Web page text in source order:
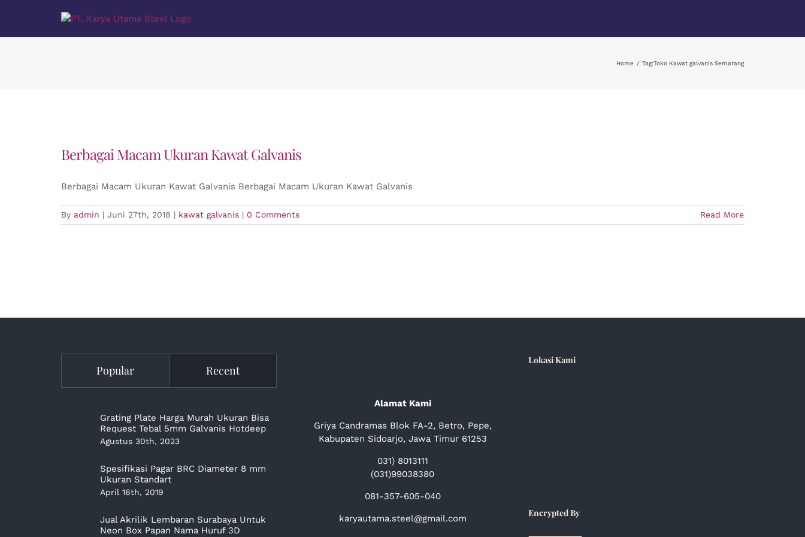
Home Tag:Toko Kawat galvanis Semarang
Berbagai Macam Ukuran Kawat Galvanis
Berbagai Macam Ukuran Kawat Galvanis Berbagai Macam Ukuran Kawat Galvanis
By admin | Juni 27th, 2018 | kawat galvanis | 0 Comments Read More
Popular Recent
Grating Plate Harga Murah Ukuran Bisa
Request Tebal 5mm Galvanis Hotdeep
Agustus 30th, 2023
Spesifikasi Pagar BRC Diameter 8 mm
Ukuran Standart
April 16th, 2019
Jual Akrilik Lembaran Surabaya Untuk
Neon Box Papan Nama Huruf 3D
Alamat Kami
Griya Candramas Blok FA-2, Betro, Pepe,
Kabupaten Sidoarjo, Jawa Timur 61253
031) 8013111
(031)99038380
081-357-605-040
karyautama.steel@gmail.com
Lokasi Kami
Encrypted By